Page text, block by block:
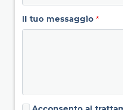
Il tuo messaggio